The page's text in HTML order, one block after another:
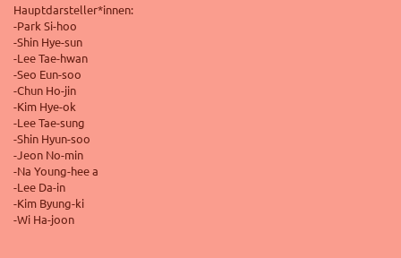
Hauptdarsteller*innen:
-Park Si-hoo
-Shin Hye-sun
-Lee Tae-hwan
-Seo Eun-soo
-Chun Ho-jin
-Kim Hye-ok
-Lee Tae-sung
-Shin Hyun-soo
-Jeon No-min
-Na Young-hee a
-Lee Da-in
-Kim Byung-ki
-Wi Ha-joon